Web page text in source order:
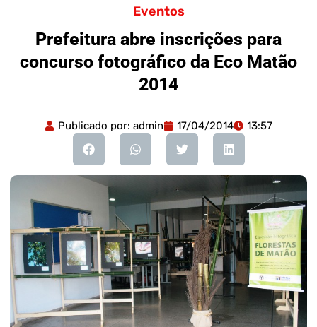
Eventos
Prefeitura abre inscrições para
concurso fotográfico da Eco Matão
2014
Publicado por: admin 17/04/2014 13:57